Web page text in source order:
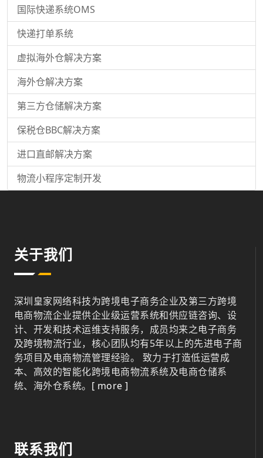
国际快递系统OMS
快递打单系统
虚拟海外仓解决方案
海外仓解决方案
第三方仓储解决方案
保税仓BBC解决方案
进口直邮解决方案
物流小程序定制开发
关于我们
深圳皇家网络科技为跨境电子商务企业及第三方跨境
电商物流企业提供企业级运营系统和供应链咨询、设
计、开发和技术运维支持服务，成员均来之电子商务
及跨境物流行业，核心团队均有5年以上的先进电子商
务项目及电商物流管理经验。 致力于打造低运营成
本、高效的智能化跨境电商物流系统及电商仓储系
统、海外仓系统。 [ more ]
联系我们